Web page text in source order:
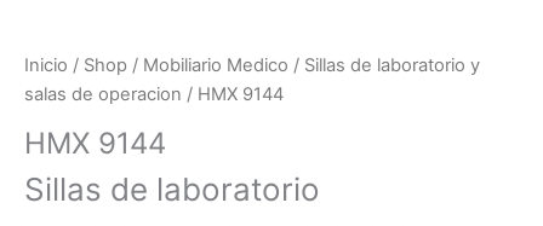
Inicio / Shop / Mobiliario Medico / Sillas de laboratorio y
salas de operacion / HMX 9144
HMX 9144
Sillas de laboratorio